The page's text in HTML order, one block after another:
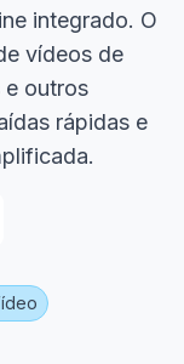
integrado. O
vídeos de
e outros
rápidas e